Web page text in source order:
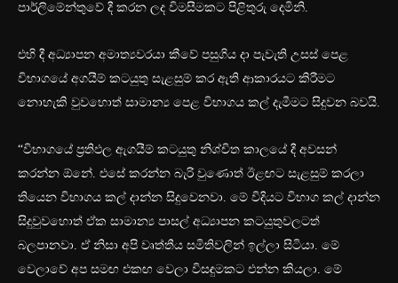
පාර්ලිමේන්තුවේ දී කරන ලද විමසීමකට පිළිතුරු දෙමිනි.
එහි දී අධ්‍යාපන අමාත්‍යවරයා කීවේ පසුගිය දා පැවැති උසස් පෙළ
විභාගයේ අගයීම් කටයුතු සැළසුම් කර ඇති ආකාරයට කිරීමට
නොහැකි වුවහොත් සාමාන්‍ය පෙළ විභාගය කල් දැමීමට සිදුවන බවයි.
“විභාගයේ ප්‍රතිඵල ඇගයීම් කටයුතු නිශ්චිත කාලයේ දී අවසන්
කරන්න ඕනේ. එසේ කරන්න බැරි වුණොත් ඊළඟට සැළසුම් කරලා
තියෙන විභාගය කල් දාන්න සිදුවෙනවා. මේ විදියට විභාග කල් දාන්න
සිදුවුවහොත් ඒක සාමාන්‍ය පාසල් අධ්‍යාපන කටයුතුවලටත්
බලපානවා. ඒ නිසා අපි වෘත්තීය සමිතිවලින් ඉල්ලා සිටියා. මේ
වෙලාවේ අප සමඟ එකඟ වෙලා විසඳුමකට එන්න කියලා. මේ